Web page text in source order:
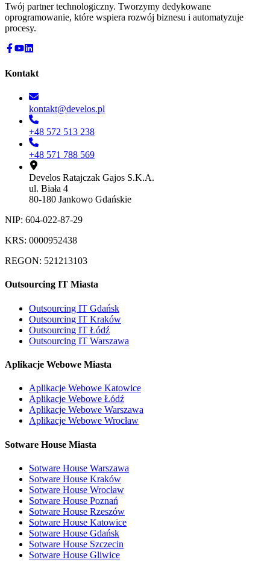
Twój partner technologiczny. Tworzymy dedykowane
oprogramowanie, które wspiera rozwój biznesu i automatyzuje
procesy.
Kontakt
kontakt@develos.pl
+48 572 513 238
+48 571 788 569
Develos Ratajczak Gajos S.K.A.
ul. Biała 4
80-180 Jankowo Gdańskie
NIP: 604-022-87-29
KRS: 0000952438
REGON: 521213103
Outsourcing IT Miasta
Outsourcing IT Gdańsk
Outsourcing IT Kraków
Outsourcing IT Łódź
Outsourcing IT Warszawa
Aplikacje Webowe Miasta
Aplikacje Webowe Katowice
Aplikacje Webowe Łódź
Aplikacje Webowe Warszawa
Aplikacje Webowe Wrocław
Sotware House Miasta
Sotware House Warszawa
Sotware House Kraków
Sotware House Wrocław
Sotware House Poznań
Sotware House Rzeszów
Sotware House Katowice
Sotware House Gdańsk
Sotware House Szczecin
Sotware House Gliwice